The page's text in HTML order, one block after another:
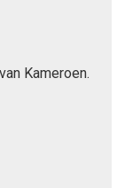
Kameroen.